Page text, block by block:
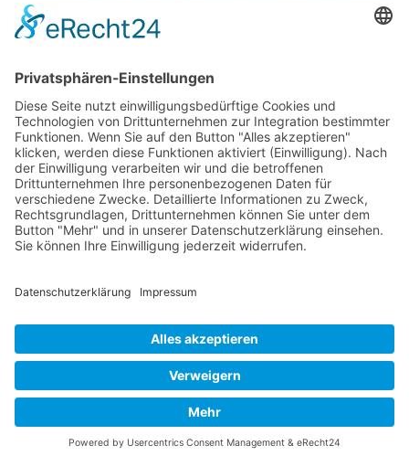
FOLGE MIR
Instagram
BLOGLOVIN`
DatenschutzImpressum